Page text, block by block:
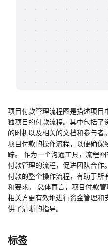
项目付款管理流程图是描述项目
独项目的付款流程。其中包括了
的时机以及相关的文档和参与者
项目付款的操作流程，以便确保
踪。 作为一个沟通工具，流程
付款管理的流程，促进团队合作
付款的整个操作流程，有助于所
和要求。 总体而言，项目付款
相关方更有效地进行资金管理和
供了清晰的指导。
标签